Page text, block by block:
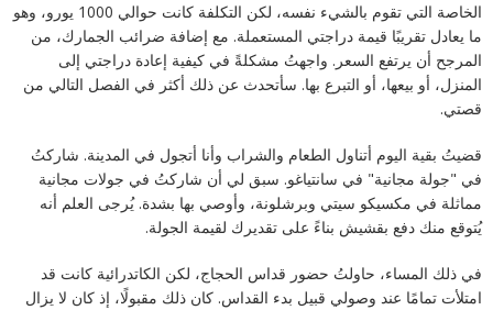
الخاصة التي تقوم بالشيء نفسه، لكن التكلفة كانت حوالي 1000 يورو، وهو
ما يعادل تقريبًا قيمة دراجتي المستعملة. مع إضافة ضرائب الجمارك، من
المرجح أن يرتفع السعر. واجهتُ مشكلةً في كيفية إعادة دراجتي إلى
المنزل، أو بيعها، أو التبرع بها. سأتحدث عن ذلك أكثر في الفصل التالي من
قصتي.
قضيتُ بقية اليوم أتناول الطعام والشراب وأنا أتجول في المدينة. شاركتُ
في "جولة مجانية" في سانتياغو. سبق لي أن شاركتُ في جولات مجانية
مماثلة في مكسيكو سيتي وبرشلونة، وأوصي بها بشدة. يُرجى العلم أنه
يُتوقع منك دفع بقشيش بناءً على تقديرك لقيمة الجولة.
في ذلك المساء، حاولتُ حضور قداس الحجاج، لكن الكاتدرائية كانت قد
امتلأت تمامًا عند وصولي قبيل بدء القداس. كان ذلك مقبولًا، إذ كان لا يزال